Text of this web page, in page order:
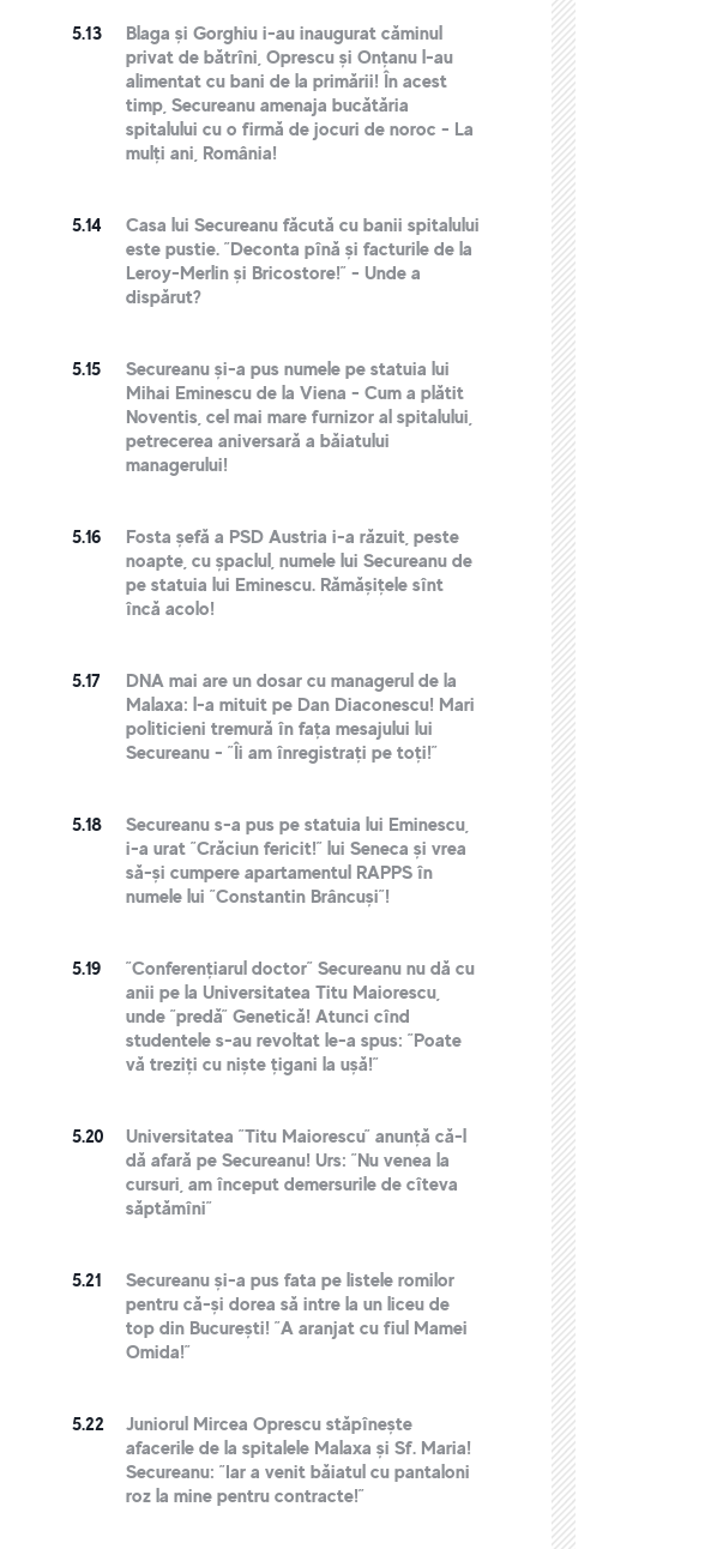
5.13
Blaga și Gorghiu i-au inaugurat căminul
privat de bătrîni, Oprescu și Onțanu l-au
alimentat cu bani de la primării! În acest
timp, Secureanu amenaja bucătăria
spitalului cu o firmă de jocuri de noroc - La
mulți ani, România!
5.14
Casa lui Secureanu făcută cu banii spitalului
este pustie. ”Deconta pînă și facturile de la
Leroy-Merlin și Bricostore!” - Unde a
dispărut?
5.15
Secureanu și-a pus numele pe statuia lui
Mihai Eminescu de la Viena - Cum a plătit
Noventis, cel mai mare furnizor al spitalului,
petrecerea aniversară a băiatului
managerului!
5.16
Fosta șefă a PSD Austria i-a răzuit, peste
noapte, cu șpaclul, numele lui Secureanu de
pe statuia lui Eminescu. Rămășițele sînt
încă acolo!
5.17
DNA mai are un dosar cu managerul de la
Malaxa: l-a mituit pe Dan Diaconescu! Mari
politicieni tremură în fața mesajului lui
Secureanu - ”Îi am înregistrați pe toți!”
5.18
Secureanu s-a pus pe statuia lui Eminescu,
i-a urat ”Crăciun fericit!” lui Seneca și vrea
să-și cumpere apartamentul RAPPS în
numele lui ”Constantin Brâncuși”!
5.19
”Conferențiarul doctor” Secureanu nu dă cu
anii pe la Universitatea Titu Maiorescu,
unde ”predă” Genetică! Atunci cînd
studentele s-au revoltat le-a spus: ”Poate
vă treziți cu niște țigani la ușă!”
5.20
Universitatea ”Titu Maiorescu” anunță că-l
dă afară pe Secureanu! Urs: ”Nu venea la
cursuri, am început demersurile de cîteva
săptămîni”
5.21
Secureanu și-a pus fata pe listele romilor
pentru că-și dorea să intre la un liceu de
top din București! ”A aranjat cu fiul Mamei
Omida!”
5.22
Juniorul Mircea Oprescu stăpînește
afacerile de la spitalele Malaxa și Sf. Maria!
Secureanu: ”Iar a venit băiatul cu pantaloni
roz la mine pentru contracte!”